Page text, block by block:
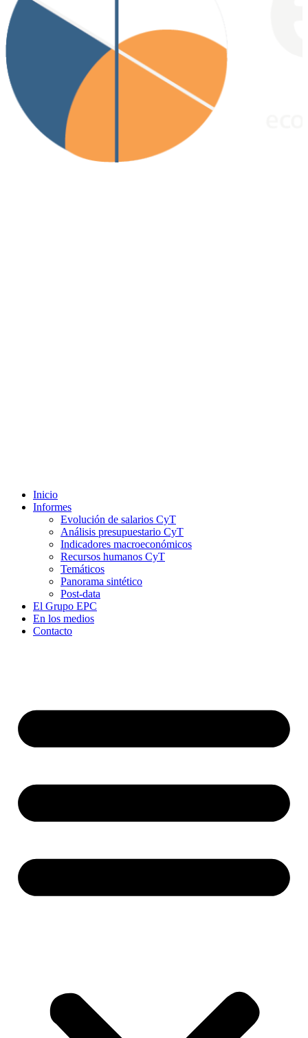
Inicio
Informes
Evolución de salarios CyT
Análisis presupuestario CyT
Indicadores macroeconómicos
Recursos humanos CyT
Temáticos
Panorama sintético
Post-data
El Grupo EPC
En los medios
Contacto